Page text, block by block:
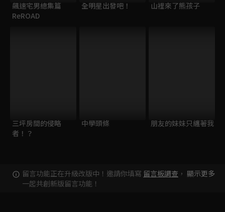
飆速宅男總集篇
ReROAD
全明星出發吧！ 山裡來了熊孩子
三坪房間的侵略
者！？
中學頭條 朋友的妹妹只纏著我
留言功能正在升級改版中！邀請你填寫 留言板調查 ，
一起共創新版留言功能！
顯示更多